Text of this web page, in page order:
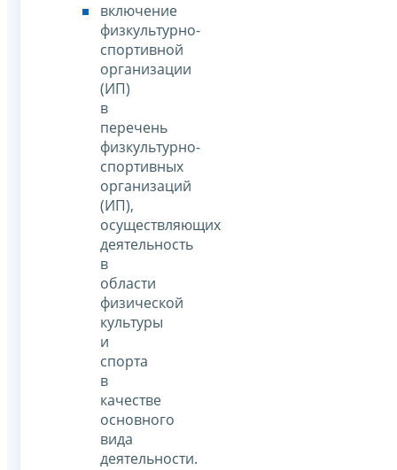
включение
физкультурно-
спортивной
организации
(ИП)
в
перечень
физкультурно-
спортивных
организаций
(ИП),
осуществляющих
деятельность
в
области
физической
культуры
и
спорта
в
качестве
основного
вида
деятельности.